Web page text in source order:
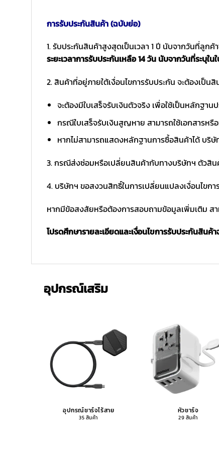
การรับประกันสินค้า (ฉบับย่อ)
1. รับประกันสินค้าสูงสุดเป็นเวลา 1 ปี นับจากวันที่ลูก
ระยะเวลาการรับประกันเหลือ 14 วัน นับจากวันที่ระบุใน
2. สินค้าที่อยู่ภายใต้เงื่อนไขการรับประกัน จะต้องเป็
จะต้องมีใบเสร็จรับเงินตัวจริง เพื่อใช้เป็นหลักฐาน
กรณีใบเสร็จรับเงินสูญหาย สามารถใช้เอกสารห
หากไม่สามารถแสดงหลักฐานการซื้อสินค้าได้ บริ
3. กรณีส่งซ่อมหรือเปลี่ยนสินค้ากับทางบริษัทฯ ตัว
4. บริษัทฯ ขอสงวนสิทธิ์ในการเปลี่ยนแปลงเงื่อนไขก
หากมีข้อสงสัยหรือต้องการสอบถามข้อมูลเพิ่มเติม สา
โปรดศึกษารายละเอียดและเงื่อนไขการรับประกันสินค้
อุปกรณ์เสริม
อุปกรณ์ชาร์จไร้สาย
35 สินค้า
หัวชาร์จ
29 สินค้า